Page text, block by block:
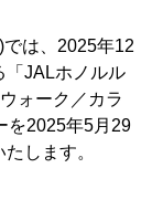
は、2025年12
「JALホノルル
ォーク／カラ
を2025年5月29
します。